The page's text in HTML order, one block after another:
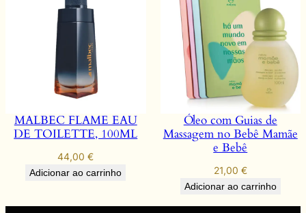
MALBEC FLAME EAU
DE TOILETTE, 100ML
44,00€
Adicionar ao carrinho
Óleo com Guias de
Massagem no Bebê Mamãe
e Bebê
21,00 €
Adicionar ao carrinho